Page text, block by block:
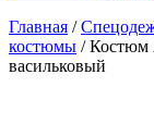
Главная /
костюмы / Костюм
васильковый